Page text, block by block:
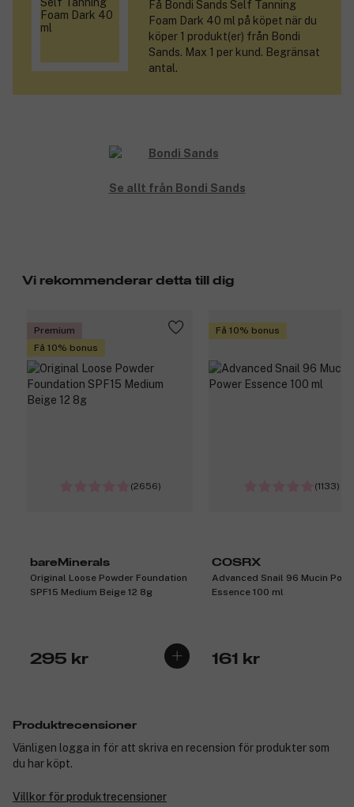
tankarna till sol, hav och sandstränder. Märket inspireras av
Bondi Beach, Australiens allra mest ikoniska strand, och strävar
efter att göra den perfekta brun-utan-sol-brännan tillgänglig
för alla. Produkterna är av hög salongskvalitet och ger en jämn,
naturligt gyllene glöd, samtidigt som de återfuktar huden och
Få Bondi Sands Self Tanning
Foam Dark 40 ml på köpet när du
köper 1 produkt(er) från Bondi
Sands. Max 1 per kund. Begränsat
antal.
Se allt från Bondi Sands
Vi rekommenderar detta till dig
Premium
Få 10% bonus
(2656)
bareMinerals
Original Loose Powder Foundation
SPF15 Medium Beige 12 8g
295 kr
Få 10% bonus
(1133)
COSRX
Advanced Snail 96 Mucin
Essence 100 ml
161 kr
Produktrecensioner
Vänligen logga in för att skriva en recension för produkter som
du har köpt.
Villkor för produktrecensioner